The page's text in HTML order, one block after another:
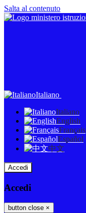
Salta al contenuto
Italiano
Italiano
English
Français
Español
中文
Accedi
Accedi
button close ×